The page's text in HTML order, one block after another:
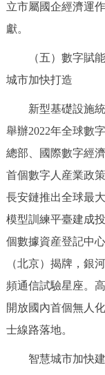
立市屬國企經濟運
獻。
（五）數字賦能
城市加快打造
新型基礎設施統
舉辦2022年全球數
總部、國際數字經
首個數字人産業政
長安鏈推出全球最
模型訓練平臺建成
個數據資産登記中
（北京）揭牌，銀
頻通信試驗星座。
開放國內首個無人
士線路落地。
智慧城市加快建